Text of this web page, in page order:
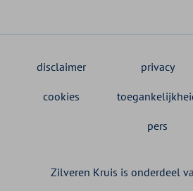
disclaimer privacy
cookies
pers
Zilveren Kruis is onderdeel